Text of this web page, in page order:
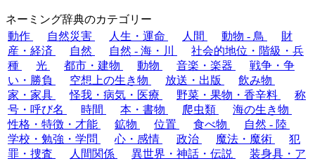
ネーミング辞典のカテゴリー
動作
自然災害 人生・運命 人間 動物 - 鳥
財
産・経済
自然 自然 - 海・川
社会的地位・階級・兵
種
光 都市・建物 動物 音楽・楽器
戦争・争
い・勝負
空想上の生き物 放送・出版
飲み物
家・家具
怪我・病気・医療 野菜・果物・香辛料
称
号・呼び名
時間 本・書物 爬虫類
海の生き物
性格・特徴・才能
鉱物 位置 食べ物
自然 - 陸
学校・勉強・学問
心・感情 政治 魔法・魔術
犯
罪・捜査
人間関係 異世界・神話・伝説
装身具・ア